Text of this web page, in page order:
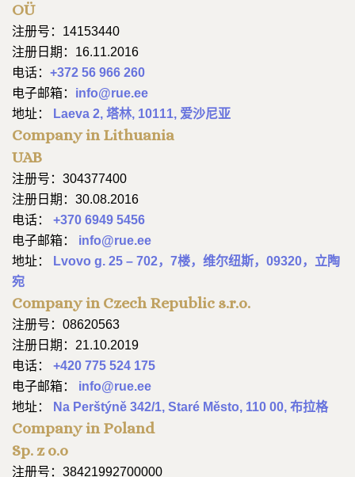
OÜ
注册号：14153440
注册日期：16.11.2016
电话： +372 56 966 260
电子邮箱： info@rue.ee
地址：
Laeva 2, 塔林, 10111, 爱沙尼亚
Company in Lithuania
UAB
注册号：304377400
注册日期：30.08.2016
电话： +370 6949 5456
电子邮箱： info@rue.ee
地址：
Lvovo g. 25 – 702，7楼，维尔纽斯，09320，立陶
宛
Company in Czech Republic s.r.o.
注册号：08620563
注册日期：21.10.2019
电话： +420 775 524 175
电子邮箱： info@rue.ee
地址：
Na Perštýně 342/1, Staré Město, 110 00, 布拉格
Company in Poland
Sp. z o.o
注册号：38421992700000